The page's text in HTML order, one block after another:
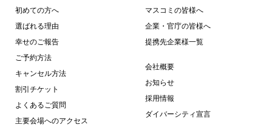
初めての方へ
選ばれる理由
幸せのご報告
ご予約方法
キャンセル方法
割引チケット
よくあるご質問
主要会場へのアクセス
マスコミの皆様へ
企業・官庁の皆様へ
提携先企業様一覧
会社概要
お知らせ
採用情報
ダイバーシティ宣言